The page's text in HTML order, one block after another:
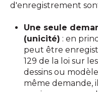
d'enregistrement
Une seule
(unicité) : en
peut être
129 de la loi sur
dessins ou
même demande,